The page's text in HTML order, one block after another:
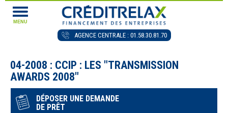
MENU
AGENCE CENTRALE : 01.58.30.81.70
04-2008 : CCIP : LES "TRANSMISSION
AWARDS 2008"
DÉPOSER UNE DEMANDE
DE PRÊT